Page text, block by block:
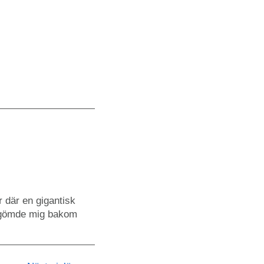
där en gigantisk
mig bakom